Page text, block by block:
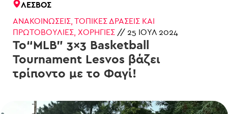
ΛΈΣΒΟΣ
ΑΝΑΚΟΙΝΏΣΕΙΣ ΤΟΠΙΚΈΣ ΔΡΆΣΕΙΣ ΚΑΙ
ΠΡΩΤΟΒΟΥΛΊΕΣ ΧΟΡΗΓΊΕΣ // 25 ΙΟΎΛ 2024
Το“MLB” 3×3 Basketball
Tournament Lesvos βάζει
τρίποντο με το Φαγί!